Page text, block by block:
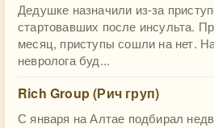
Дедушке назначили из-за
стартовавших после инсульта.
месяц, приступы сошли на нет.
невролога буд...
Rich Group (Рич груп)
С января на Алтае подбирал